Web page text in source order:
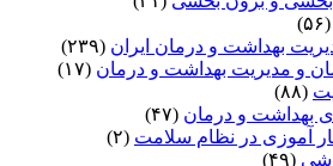
(۵۶)
بهداشت و درمان ایران (۲۳۹)
و مدیریت بهداشت و درمان (۱۷)
(۸۸)
بهداشت و درمان (۴۷)
آموزی در نظام سلامت (۲)
(۴۹)